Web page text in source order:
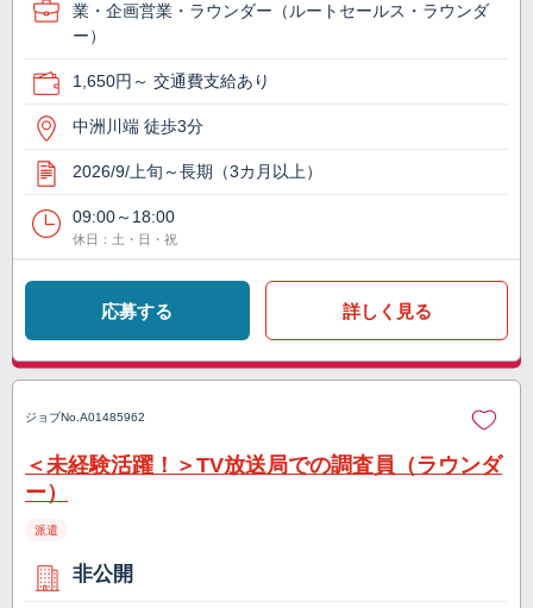
業・企画営業・ラウンダー（ルートセールス・ラウンダ
ー）
1,650円～ 交通費支給あり
中洲川端 徒歩3分
2026/9/上旬～長期（3カ月以上）
09:00～18:00
休日：土・日・祝
応募する 詳しく見る
ジョブNo. A01485962
＜未経験活躍！＞TV放送局での調査員（ラウンダ
ー）
派遣
非公開